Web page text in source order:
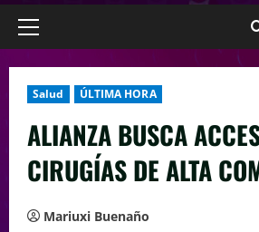
Salud ÚLTIMA HORA
ALIANZA BUSCA
CIRUGÍAS DE ALTA
Mariuxi Buenaño